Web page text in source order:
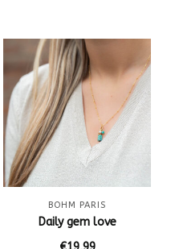
BOHM PARIS
Daily gem love